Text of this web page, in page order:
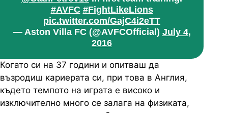
#AVFC #FightLikeLions
pic.twitter.com/GajC4i2eTT
— Aston Villa FC (@AVFCOfficial) July 4,
2016
Когато си на 37 години и опитваш да
възродиш кариерата си, при това в Англия,
където темпото на играта е високо и
изключително много се залага на физиката,